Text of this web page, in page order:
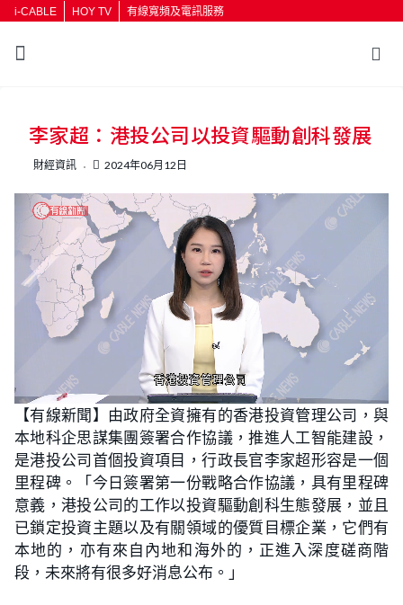
i-CABLE HOY TV 有線寬頻及電訊服務
按輸入鍵開始搜尋
李家超：港投公司以投資驅動創科發展
財經資訊 2024年06月12日
U
m
t
e
o
a
d
e
d
:
1
3
.
3
3
%
【有線新聞】由政府全資擁有的香港投資管理公司，與
本地科企思謀集團簽署合作協議，推進人工智能建設，
是港投公司首個投資項目，行政長官李家超形容是一個
里程碑。「今日簽署第一份戰略合作協議，具有里程碑
意義，港投公司的工作以投資驅動創科生態發展，並且
已鎖定投資主題以及有關領域的優質目標企業，它們有
本地的，亦有來自內地和海外的，正進入深度磋商階
段，未來將有很多好消息公布。」